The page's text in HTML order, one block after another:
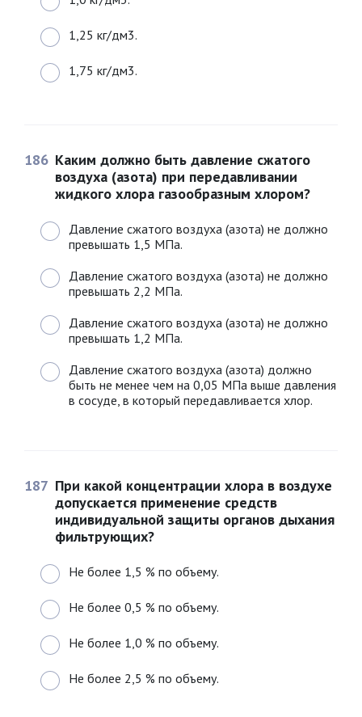
1,25 кг/дм3.
1,75 кг/дм3.
186 Каким должно быть давление сжатого
воздуха (азота) при передавливании
жидкого хлора газообразным хлором?
Давление сжатого воздуха (азота) не должно
превышать 1,5 МПа.
Давление сжатого воздуха (азота) не должно
превышать 2,2 МПа.
Давление сжатого воздуха (азота) не должно
превышать 1,2 МПа.
Давление сжатого воздуха (азота) должно
быть не менее чем на 0,05 МПа выше давления
в сосуде, в который передавливается хлор.
187 При какой концентрации хлора в воздухе
допускается применение средств
индивидуальной защиты органов дыхания
фильтрующих?
Не более 1,5 % по объему.
Не более 0,5 % по объему.
Не более 1,0 % по объему.
Не более 2,5 % по объему.